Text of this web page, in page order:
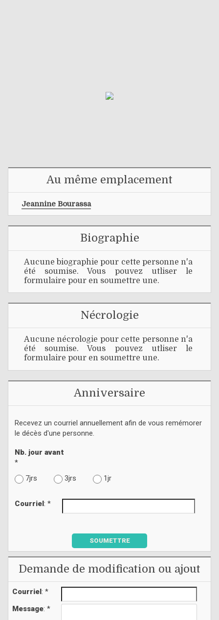
Au même emplacement
Jeannine Bourassa
Biographie
Aucune biographie pour cette personne n'a
été soumise. Vous pouvez utliser le
formulaire pour en soumettre une.
Nécrologie
Aucune nécrologie pour cette personne n'a
été soumise. Vous pouvez utliser le
formulaire pour en soumettre une.
Anniversaire
Recevez un courriel annuellement afin de vous remémorer
le décès d'une personne.
Nb. jour avant
*
7jrs
3jrs 1jr
Courriel : *
SOUMETTRE
Demande de modification ou ajout
Courriel: *
Message: *